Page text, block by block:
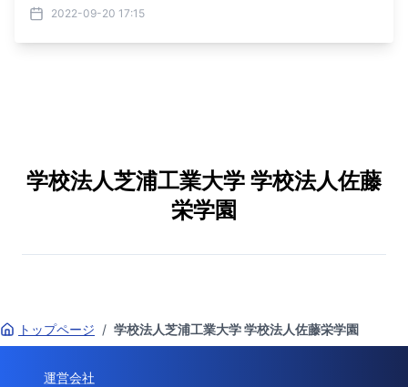
化を図る
2022-09-20 17:15
学校法人芝浦工業大学 学校法人佐藤
栄学園
トップページ / 学校法人芝浦工業大学 学校法人佐藤栄学園
運営会社